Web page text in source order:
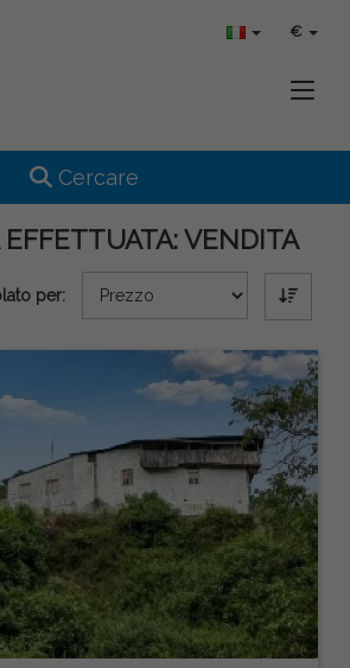
€
Toggle navigation
Cercare
EFFETTUATA:VENDITA
per: